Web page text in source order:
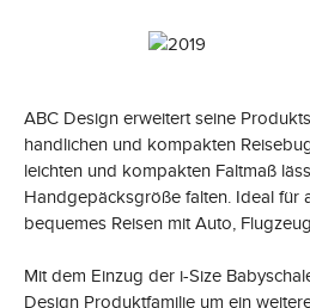
ABC Design erweitert seine
handlichen und kompakten
leichten und kompakten Faltmaß
Handgepäcksgröße falten. Ideal für
bequemes Reisen mit Auto,
Mit dem Einzug der i-Size
Design Produktfamilie um ein